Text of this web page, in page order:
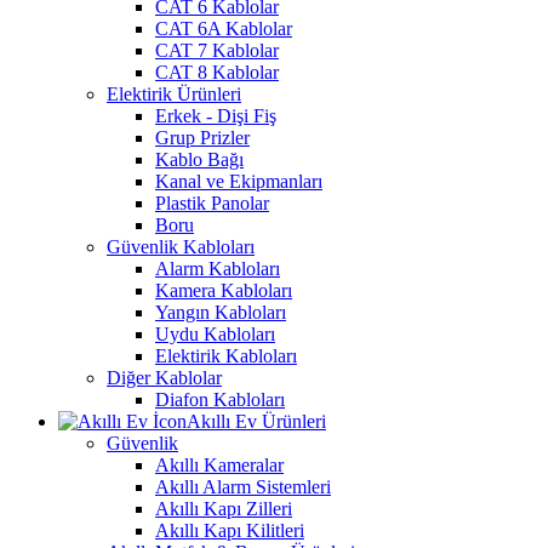
CAT 6 Kablolar
CAT 6A Kablolar
CAT 7 Kablolar
CAT 8 Kablolar
Elektirik Ürünleri
Erkek - Dişi Fiş
Grup Prizler
Kablo Bağı
Kanal ve Ekipmanları
Plastik Panolar
Boru
Güvenlik Kabloları
Alarm Kabloları
Kamera Kabloları
Yangın Kabloları
Uydu Kabloları
Elektirik Kabloları
Diğer Kablolar
Diafon Kabloları
Akıllı Ev Ürünleri
Güvenlik
Akıllı Kameralar
Akıllı Alarm Sistemleri
Akıllı Kapı Zilleri
Akıllı Kapı Kilitleri